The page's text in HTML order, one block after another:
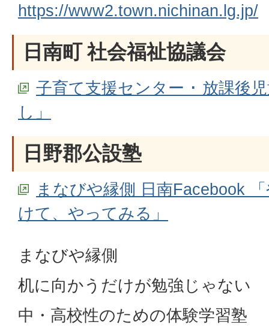
https://www2.town.nichinan.lg.jp/
日南町 社会福祉協議会
子育て支援センター ･ 放課後
し」
日野郡公設塾
まなびや縁側 日南Facebook
けて、やってみる」
まなびや縁側
机に向かうだけが勉強じゃない
中・高校性のための体験学習塾